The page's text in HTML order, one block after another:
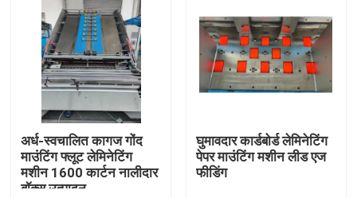
अर्ध-स्वचालित कागज गोंद
माउंटिंग फ्लूट लेमिनेटिंग
मशीन 1600 कार्टन नालीदार
बॉक्स उत्पादन
घुमावदार कार्डबोर्ड लेमिनेटिंग
पेपर माउंटिंग मशीन लीड एज
फीडिंग